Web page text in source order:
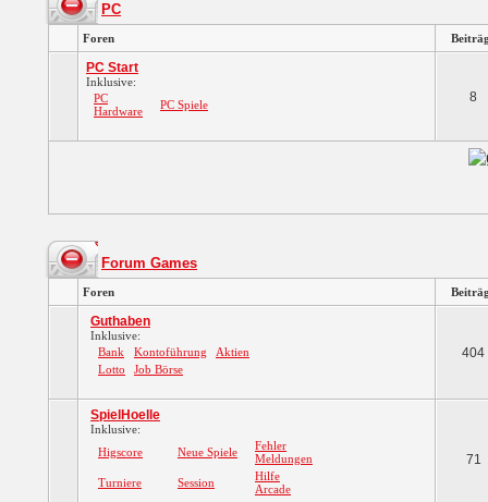
PC
Foren
PC Start
Inklusive:
PC
Hardware
PC Spiele 8
Forum Games
Foren
Guthaben
Inklusive:
Bank
Kontoführung
Aktien
Lotto
Job Börse
404
SpielHoelle
Inklusive:
Higscore
Neue Spiele
Fehler
Meldungen
Turniere
Session
Hilfe
Arcade
71